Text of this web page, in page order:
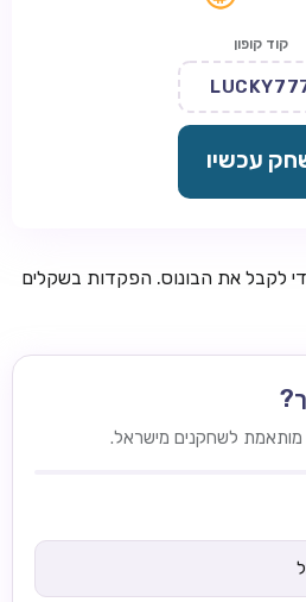
קוד קופון
עכשיו
לקבל את הבונוס. הפקדות בשקלים